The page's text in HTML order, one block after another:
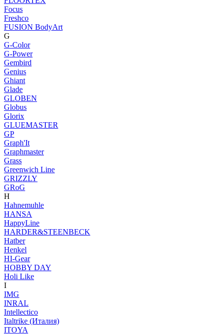
Focus
Freshco
FUSION BodyArt
G
G-Color
G-Power
Gembird
Genius
Ghiant
Glade
GLOBEN
Globus
Glorix
GLUEMASTER
GP
Graph'It
Graphmaster
Grass
Greenwich Line
GRIZZLY
GRoG
H
Hahnemuhle
HANSA
HappyLine
HARDER&STEENBECK
Hatber
Henkel
HI-Gear
HOBBY DAY
Holi Like
I
IMG
INRAL
Intellectico
Italtrike (Италия)
ITOYA